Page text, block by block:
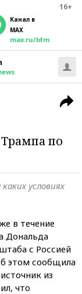
16+
Канал в
MAX
max.ru/bfm
по
условиях
в течение
Дональда
с Россией
этом сообщила
из
что